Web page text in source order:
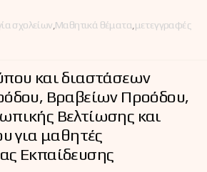
σχολείων Μαθητικά θέματα μετεγγραφές
και διαστάσεων
Βραβείων Προόδου,
Βελτίωσης και
για μαθητές
Εκπαίδευσης